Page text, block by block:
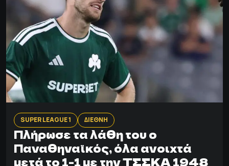
SUPER LEAGUE 1 ΔΙΕΘΝΗ
Πλήρωσε τα λάθη του ο
Παναθηναϊκός, όλα ανοιχτά
μετά το 1-1 με την ΤΣΣΚΑ 1948